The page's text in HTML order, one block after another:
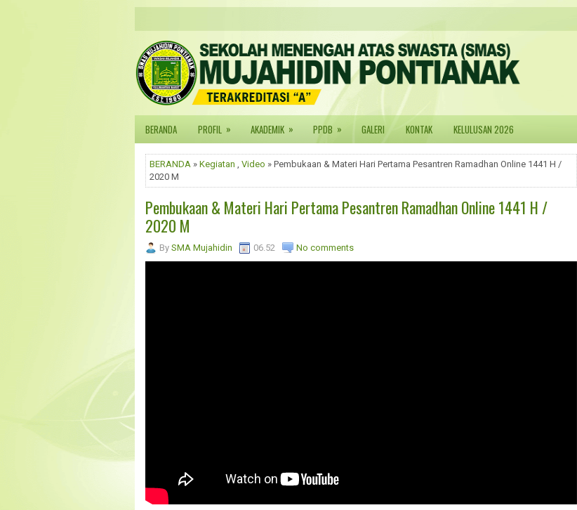
BERANDA PROFIL » AKADEMIK » PPDB » GALERI KONTAK KELULUSAN 2026
BERANDA » Kegiatan , Video » Pembukaan & Materi Hari Pertama Pesantren Ramadhan Online 1441 H /
2020 M
Pembukaan & Materi Hari Pertama Pesantren Ramadhan Online 1441 H /
2020 M
By SMA Mujahidin 06.52 No comments